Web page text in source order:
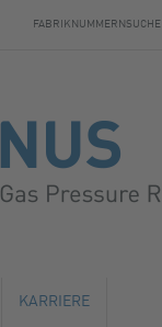
FABRIKNUMMERNSUCHE
KARRIERE